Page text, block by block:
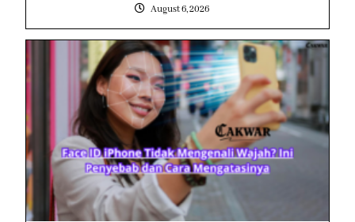
August 6, 2026